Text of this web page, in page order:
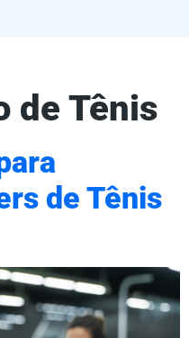
de Tênis
de Tênis